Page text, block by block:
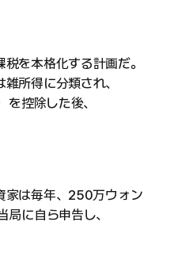
を本格化する計画だ。
所得に分類され、
控除した後、
家は毎年、250万ウォン
局に自ら申告し、